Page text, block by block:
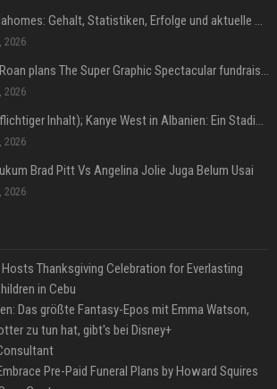
Patrick Mahomes: Gehalt, Statistiken, Erfolge und aktuelle News
2026
Chappell Roan plans The Super Graphic Spectacular fundraiser in October
2026
Z+ (abopflichtiger Inhalt); Kanye West in Albanien: Ein Stadion für eine Nacht
2026
Brad Pitt Vs Angelina Jolie Juga Belum Usai
2026
Thanksgiving Celebration for Everlasting
in Cebu
Das größte Fantasy-Epos mit Emma Watson,
zu tun hat, gibt's bei Disney+
Pre-Paid Funeral Plans by Howard Squires